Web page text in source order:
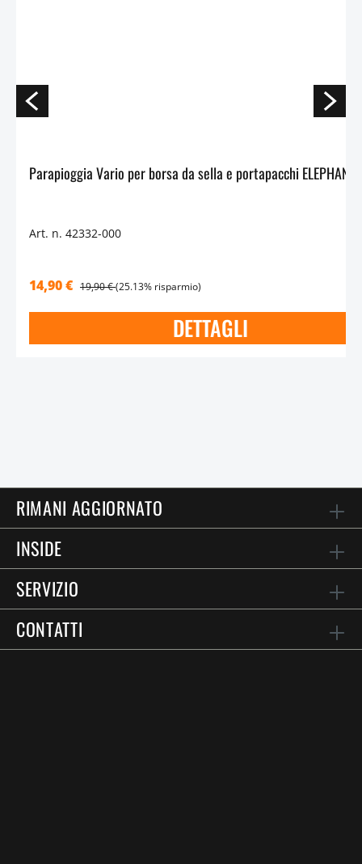
Art. n. 42332-000
14,90 € 19,90 €(25.13% risparmio)
DETTAGLI
RIMANI AGGIORNATO
INSIDE
SERVIZIO
CONTATTI